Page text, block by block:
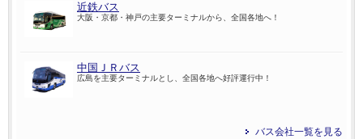
近鉄バス
大阪・京都・神戸の主要ターミナルから、全国各地へ！
中国ＪＲバス
広島を主要ターミナルとし、全国各地へ好評運行中！
バス会社一覧を見る